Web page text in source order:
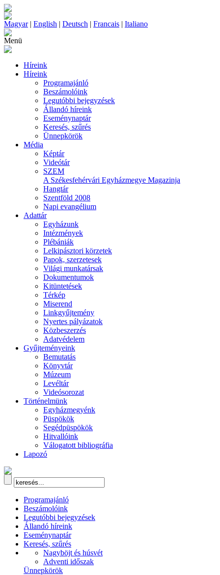
Magyar| English | Deutsch | Francais | Italiano
Menü
Híreink
Híreink
Programajánló
Beszámolóink
Legutóbbi bejegyzések
Állandó híreink
Eseménynaptár
Keresés, szűrés
Ünnepkörök
Média
Képtár
Videótár
SZEM
A Székesfehérvári Egyházmegye Magazinja
Hangtár
Szentföld 2008
Napi evangélium
Adattár
Egyházunk
Intézmények
Plébániák
Lelkipásztori körzetek
Papok, szerzetesek
Világi munkatársak
Dokumentumok
Kitüntetések
Térkép
Miserend
Linkgyűjtemény
Nyertes pályázatok
Közbeszerzés
Adatvédelem
Gyűjteményeink
Bemutatás
Könyvtár
Múzeum
Levéltár
Videósorozat
Történelmünk
Egyházmegyénk
Püspökök
Segédpüspökök
Hitvallóink
Válogatott bibliográfia
Lapozó
Programajánló
Beszámolóink
Legutóbbi bejegyzések
Állandó híreink
Eseménynaptár
Keresés, szűrés
Nagyböjt és húsvét
Adventi időszak
Ünnepkörök